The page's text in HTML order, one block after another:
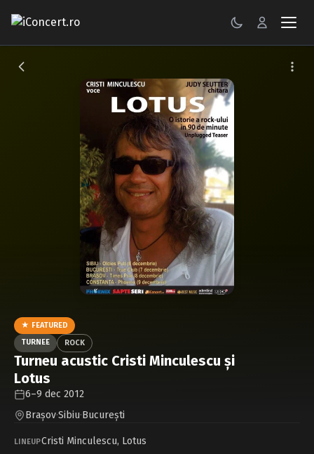
CONCERTE
Caută în site...
★ FEATURED
TURNEE
ROCK
Turneu acustic Cristi Minculescu şi
Lotus
6–9 dec 2012
Braşov·Sibiu·Bucureşti
LINEUPCristi Minculescu, Lotus